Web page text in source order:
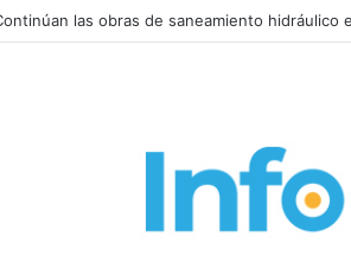
Con solo el DNI o la patente la Provincia